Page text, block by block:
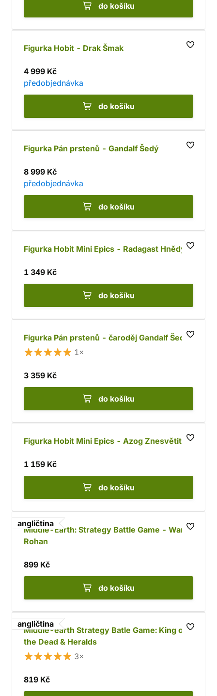
do košíku
Figurka Hobit - Drak Šmak
4 999 Kč
předobjednávka
do košíku
Figurka Pán prstenů - Gandalf Šedý
8 999 Kč
předobjednávka
do košíku
Figurka Hobit Mini Epics - Radagast Hnědý
1 349 Kč
do košíku
Figurka Pán prstenů - čaroděj Gandalf Šedý
1×
3 359 Kč
do košíku
Figurka Hobit Mini Epics - Azog Znesvětitel
1 159 Kč
do košíku
angličtina
Middle-Earth: Strategy Battle Game - War in
Rohan
899 Kč
do košíku
angličtina
Middle-earth Strategy Batle Game: King of
the Dead & Heralds
3×
819 Kč